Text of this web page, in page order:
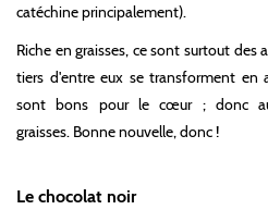
catéchine principalement).
Riche en graisses, ce sont surtout des
tiers d'entre eux se transforment en
sont bons pour le cœur ; donc
graisses. Bonne nouvelle, donc !
Le chocolat noir